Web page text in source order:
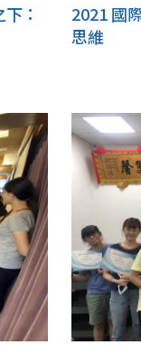
：
2021 國
思維